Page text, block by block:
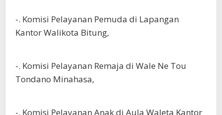
-. Komisi Pelayanan Pemuda di Lapangan
Kantor Walikota Bitung,
-. Komisi Pelayanan Remaja di Wale Ne Tou
Tondano Minahasa,
-. Komisi Pelayanan Anak di Aula Waleta Kantor